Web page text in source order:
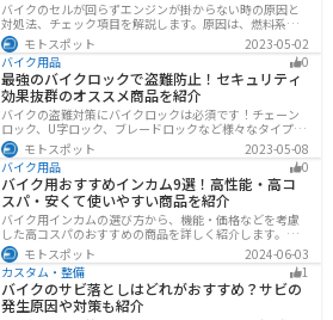
バイクのセルが回らずエンジンが掛からない時の原因と
対処法、チェック項目を解説します。原因は、燃料系・
電装系・その他に分かれますが、バッテリー上がりが原
因であることが多いです。その場合、押しがけやバッテ
リー復旧サービスなどを活用しましょう。事前にできる
対処準備についても解説します。
モトスポット
2023-05-02
バイク用品
0
最強のバイクロックで盗難防止！セキュリティ
効果抜群のオススメ商品を紹介
バイクの盗難対策にバイクロックは必須です！チェーン
ロック、U字ロック、ブレードロックなど様々なタイプが
あるので自分の用途に合った使いやすいものを選びまし
ょう。この記事ではバイクロックの種類と特徴、それぞ
れ最強の商品を紹介します。
モトスポット
2023-05-08
バイク用品
0
バイク用おすすめインカム9選！高性能・高コ
スパ・安くて使いやすい商品を紹介
バイク用インカムの選び方から、機能・価格などを考慮
した高コスパのおすすめの商品を詳しく紹介します。初
心者からベテランライダーまで、マスツーやソロツーに
適した最適なインカムを見つけるための参考にしてくだ
さい。
モトスポット
2024-06-03
カスタム・整備
1
バイクのサビ落としはどれがおすすめ？サビの
発生原因や対策も紹介